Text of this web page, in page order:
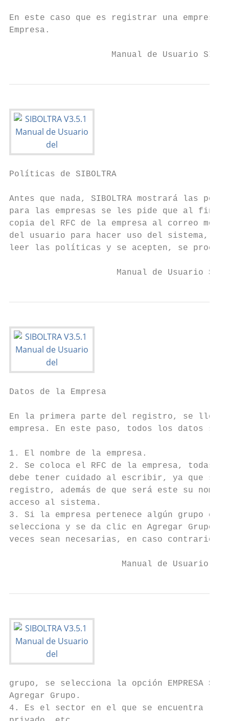
En este caso que es registrar una empresa
Empresa.
Manual de Usuario
Políticas de SIBOLTRA
Antes que nada, SIBOLTRA mostrará las
para las empresas se les pide que al final
copia del RFC de la empresa al correo
del usuario para hacer uso del sistema,
leer las políticas y se acepten, se
Manual de Usuario
Datos de la Empresa
En la primera parte del registro, se
empresa. En este paso, todos los datos
1. El nombre de la empresa.
2. Se coloca el RFC de la empresa, todas
debe tener cuidado al escribir, ya que se
registro, además de que será este su
acceso al sistema.
3. Si la empresa pertenece algún grupo
selecciona y se da clic en Agregar Grupo,
veces sean necesarias, en caso contrario
Manual de Usuario
grupo, se selecciona la opción EMPRESA
Agregar Grupo.
4. Es el sector en el que se encuentra la